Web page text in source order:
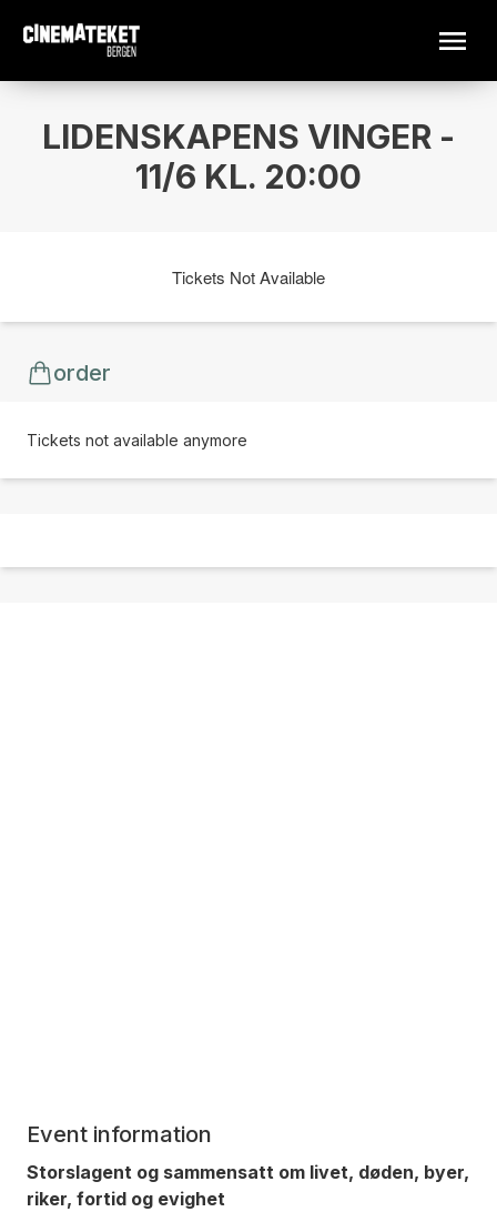
LIDENSKAPENS VINGER -
11/6 KL. 20:00
Tickets Not Available
order
Tickets not available anymore
Event information
Storslagent og sammensatt om livet, døden, byer,
riker, fortid og evighet